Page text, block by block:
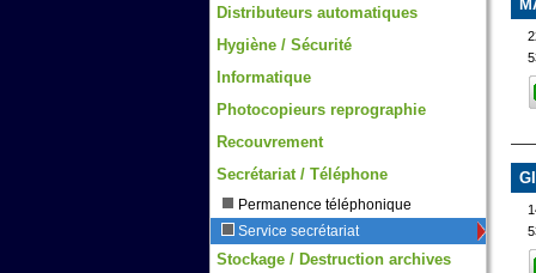
Distributeurs automatiques
Hygiène / Sécurité
Informatique
Photocopieurs reprographie
Recouvrement
Secrétariat / Téléphone
Permanence téléphonique
Service secrétariat
Stockage / Destruction archives